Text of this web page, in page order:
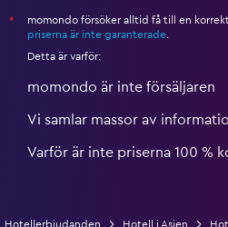
*
momondo försöker alltid få till en
priserna är inte garanterade
Detta är varför:
momondo är inte försäljaren
Vi samlar massor av
Varför är inte priserna 100 %
Hotellerbjudanden Hotell i Asien